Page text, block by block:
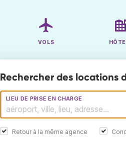
VOLS
Rechercher des locations
LIEU DE PRISE EN CHARGE
Retour à la même agence